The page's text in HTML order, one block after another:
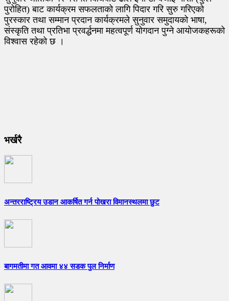
पुरोहित) बाट कार्यक्रम सफलताको लागि पिदार गरि सुरु गरिएको
पुरस्कार तथा सम्मान प्रदान कार्यक्रमले सुनुवार समुदायको भाषा,
संस्कृति तथा प्रतिभा प्रवर्द्धनमा महत्वपूर्ण योगदान पुग्ने आयोजकहरूको
विश्वास रहेको छ ।
भर्खरै
अन्तरराष्ट्रिय उडान आकर्षित गर्न पोखरा विमानस्थलमा छुट
बागमतीमा गत आवमा ४४ सडक पुल निर्माण